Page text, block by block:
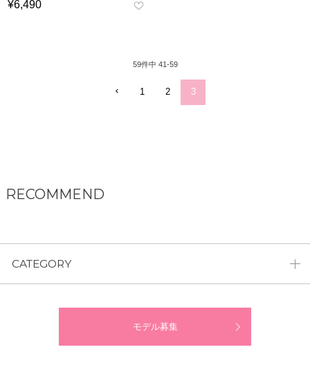
¥6,490
59件中 41-59
1 2 3
RECOMMEND
CATEGORY
モデル募集